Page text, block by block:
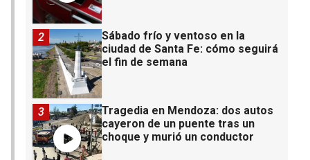
Sábado frío y ventoso en la
ciudad de Santa Fe: cómo seguirá
el fin de semana
2
Tragedia en Mendoza: dos autos
cayeron de un puente tras un
choque y murió un conductor
3